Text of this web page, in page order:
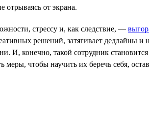
отрываясь от экрана.
стрессу и, как следствие, —
решений, затягивает дедлайны и
И, конечно, такой сотрудник
чтобы научить их беречь себя,